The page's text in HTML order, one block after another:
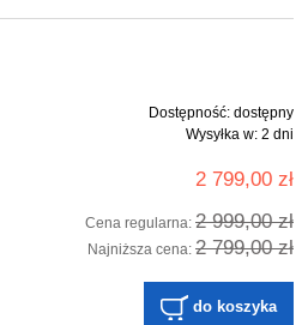
Dostępność: dostępny
Wysyłka w: 2 dni
2 799,00 zł
Cena regularna: 2 999,00 zł
Najniższa cena: 2 799,00 zł
do koszyka